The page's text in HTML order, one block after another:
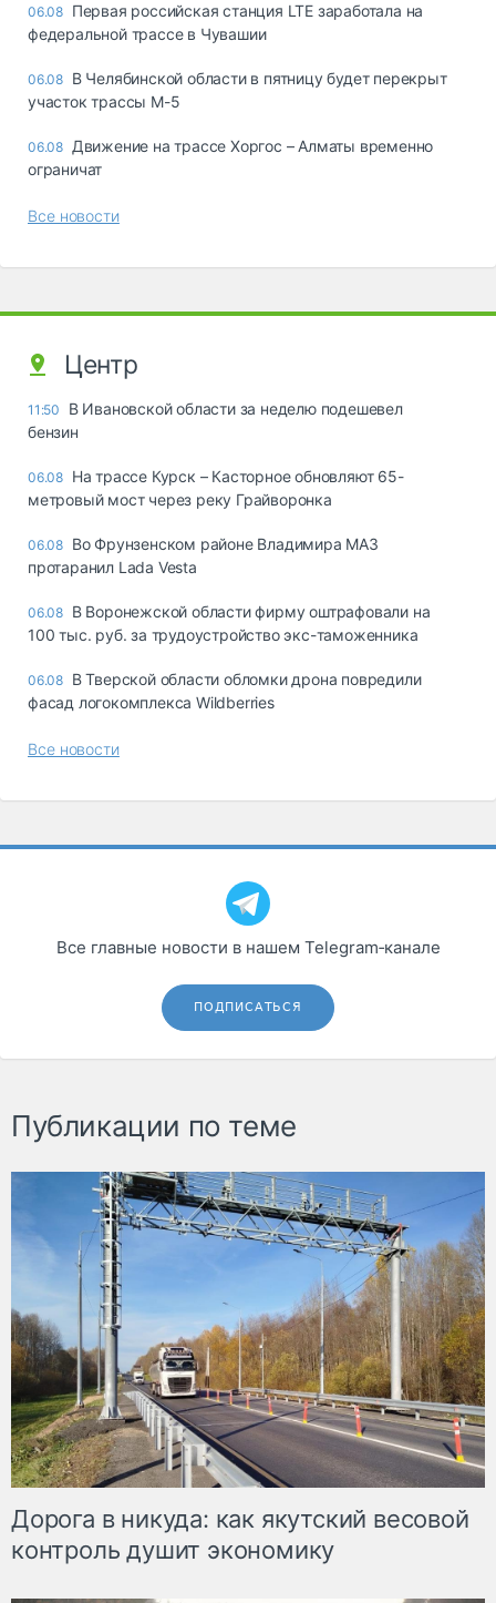
06.08 Первая российская станция LTE заработала на
федеральной трассе в Чувашии
06.08 В Челябинской области в пятницу будет перекрыт
участок трассы М-5
06.08 Движение на трассе Хоргос – Алматы временно
ограничат
Все новости
Центр
11:50
В Ивановской области за неделю подешевел
бензин
06.08 На трассе Курск – Касторное обновляют 65-
метровый мост через реку Грайворонка
06.08 Во Фрунзенском районе Владимира МАЗ
протаранил Lada Vesta
06.08 В Воронежской области фирму оштрафовали на
100 тыс. руб. за трудоустройство экс-таможенника
06.08 В Тверской области обломки дрона повредили
фасад логокомплекса Wildberries
Все новости
Все главные новости в нашем Telegram‑канале
ПОДПИСАТЬСЯ
Публикации по теме
Дорога в никуда: как якутский весовой
контроль душит экономику